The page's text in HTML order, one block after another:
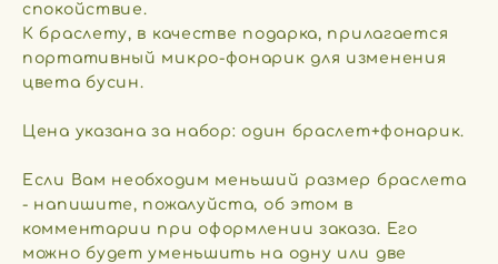
спокойствие.
К браслету, в качестве подарка, прилагается
портативный микро-фонарик для изменения
цвета бусин.
Цена указана за набор: один браслет+фонарик.
Если Вам необходим меньший размер браслета
- напишите, пожалуйста, об этом в
комментарии при оформлении заказа. Его
можно будет уменьшить на одну или две